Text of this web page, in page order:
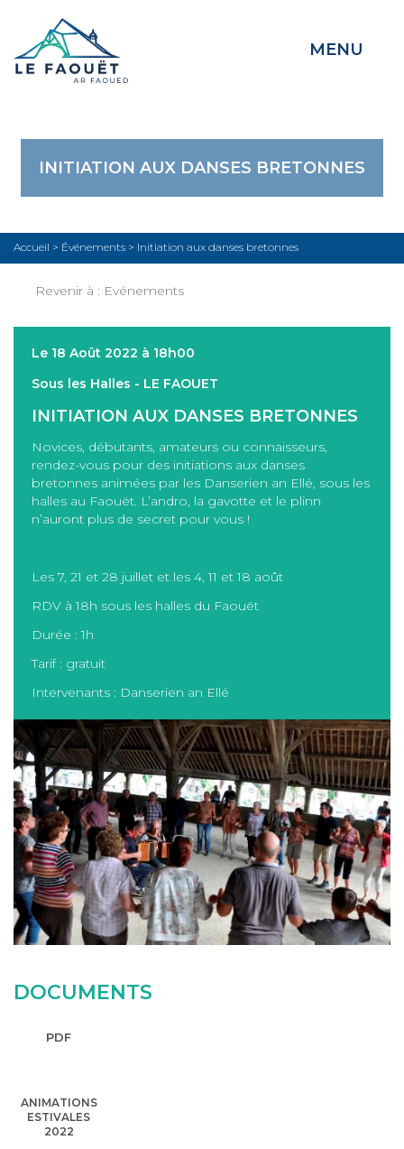
MENU
INITIATION AUX DANSES BRETONNES
Accueil > Événements > Initiation aux danses bretonnes
Revenir à : Evénements
Le 18 Août 2022 à 18h00
Sous les Halles - LE FAOUET
INITIATION AUX DANSES BRETONNES
Novices, débutants, amateurs ou connaisseurs,
rendez-vous pour des initiations aux danses
bretonnes animées par les Danserien an Ellé, sous les
halles au Faouët. L’andro, la gavotte et le plinn
n’auront plus de secret pour vous !
Les 7, 21 et 28 juillet et les 4, 11 et 18 août
RDV à 18h sous les halles du Faouët
Durée : 1h
Tarif : gratuit
Intervenants : Danserien an Ellé
DOCUMENTS
PDF
ANIMATIONS
ESTIVALES
2022